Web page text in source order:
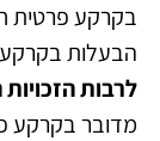
בקרקע פרטית
הבעלות
לרבות
מדובר בקרקע